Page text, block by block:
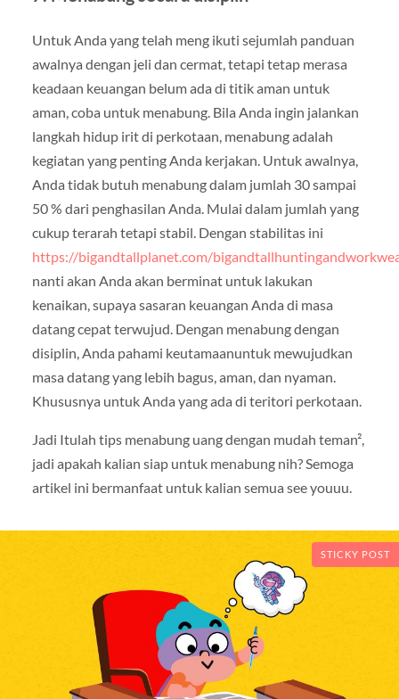
Untuk Anda yang telah meng ikuti sejumlah panduan
awalnya dengan jeli dan cermat, tetapi tetap merasa
keadaan keuangan belum ada di titik aman untuk
aman, coba untuk menabung. Bila Anda ingin jalankan
langkah hidup irit di perkotaan, menabung adalah
kegiatan yang penting Anda kerjakan. Untuk awalnya,
Anda tidak butuh menabung dalam jumlah 30 sampai
50 % dari penghasilan Anda. Mulai dalam jumlah yang
cukup terarah tetapi stabil. Dengan stabilitas ini
https://bigandtallplanet.com/
nanti akan Anda akan berminat untuk lakukan
kenaikan, supaya sasaran keuangan Anda di masa
datang cepat terwujud. Dengan menabung dengan
disiplin, Anda pahami keutamaanuntuk mewujudkan
masa datang yang lebih bagus, aman, dan nyaman.
Khususnya untuk Anda yang ada di teritori perkotaan.
Jadi Itulah tips menabung uang dengan mudah teman²,
jadi apakah kalian siap untuk menabung nih? Semoga
artikel ini bermanfaat untuk kalian semua see youuu.
STICKY POST